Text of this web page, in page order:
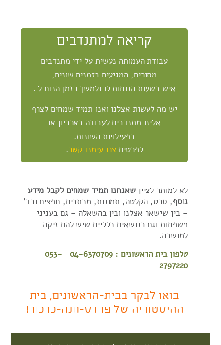
קריאה למתנדבים
עבודת העמותה נעשית על ידי מתנדבים
מסורים, המגיעים בזמנים שונים,
איש בשעות הנוחות לו ולמשך הזמן הנוח לו.
יש מה לעשות אצלנו ואנו תמיד שמחים לצרף
אלינו מתנדבים לעבודה בארכיון או
בפעילויות השונות.
לפרטים צרו עימנו קשר.
לא למותר לצייןשאנחנו תמיד שמחים לקבל מידע
נוסף, סרט, הקלטה, תמונות, מכתבים, חפצים וכד'
– בין שישאר אצלנו ובין בהשאלה – גם בעניני
משפחות וגם בנושאים כלליים שיש להם זיקה
למושבה.
טלפון בית הראשונים : 04-6370709 053-
2797220
בואו לבקר בבית-הראשונים, בית
ההיסטוריה של פרדס-חנה-כרכור!